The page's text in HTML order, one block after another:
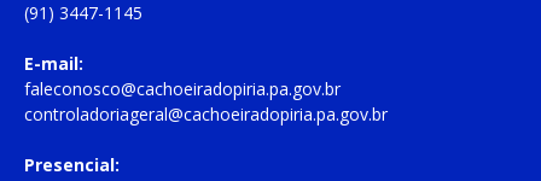
(91) 3447-1145
E-mail:
faleconosco@cachoeiradopiria.pa.gov.br
controladoriageral@cachoeiradopiria.pa.gov.br
Presencial: